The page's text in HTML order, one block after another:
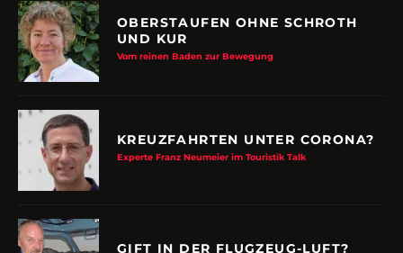
OBERSTAUFEN OHNE SCHROTH
UND KUR
Vom reinen Baden zur Bewegung
KREUZFAHRTEN UNTER CORONA?
Experte Franz Neumeier im Touristik Talk
GIFT IN DER FLUGZEUG-LUFT?